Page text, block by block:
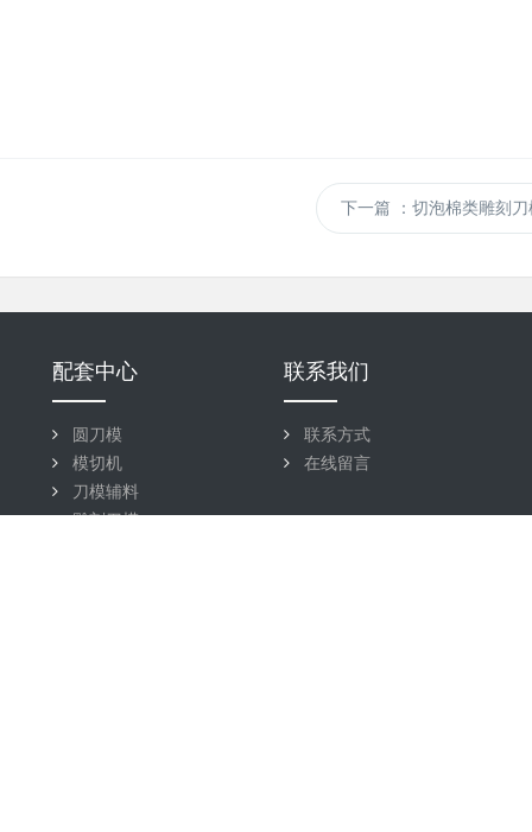
下一篇 ：切泡棉类雕刻
配套中心
圆刀模
模切机
刀模辅料
雕刻刀模
联系我们
联系方式
在线留言